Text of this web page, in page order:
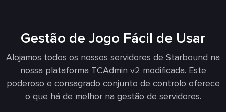
Gestão de Jogo Fácil de Usar
Alojamos todos os nossos servidores de Starbound na
nossa plataforma TCAdmin v2 modificada. Este
poderoso e consagrado conjunto de controlo oferece
o que há de melhor na gestão de servidores.